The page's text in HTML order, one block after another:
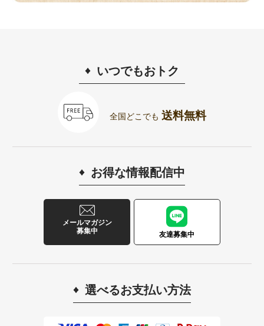
いつでもおトク
全国どこでも 送料無料
お得な情報配信中
メールマガジン
募集中
友達募集中
選べるお支払い方法